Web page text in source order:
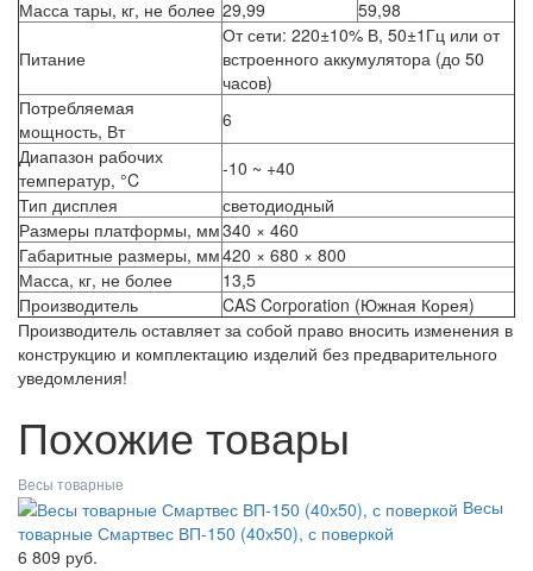
Масса тары, кг, не более 29,99 59,98
Питание
От сети: 220±10% В, 50±1Гц или от
встроенного аккумулятора (до 50
часов)
Потребляемая
мощность, Вт
6
Диапазон рабочих
температур, °C
-10 ~ +40
Тип дисплея
светодиодный
Размеры платформы, мм340 × 460
Габаритные размеры, мм420 × 680 × 800
Масса, кг, не более
13,5
Производитель
CAS Corporation (Южная Корея)
Производитель оставляет за собой право вносить изменения в
конструкцию и комплектацию изделий без предварительного
уведомления!
Похожие товары
Весы товарные
Весы
товарные Смартвес ВП-150 (40х50), с поверкой
6 809 руб.